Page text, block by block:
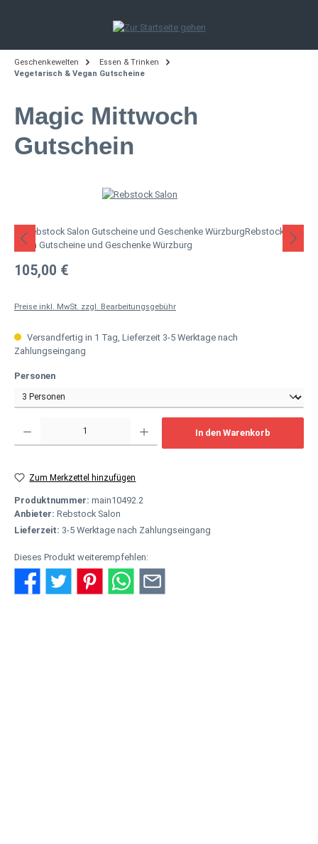
Geschenkewelten
Essen & Trinken
Vegetarisch & Vegan Gutscheine
Magic Mittwoch
Gutschein
Bildergalerie überspringen
Regulärer Preis:
105,00 €
Preise inkl. MwSt. zzgl. Bearbeitungsgebühr
Versandfertig in 1 Tag, Lieferzeit 3-5 Werktage nach
Zahlungseingang
Personenauswählen
In den Warenkorb
Zum Merkzettel hinzufügen
Produktnummer: main10492.2
Anbieter: Rebstock Salon
Lieferzeit: 3-5 Werktage nach Zahlungseingang
Dieses Produkt weiterempfehlen: